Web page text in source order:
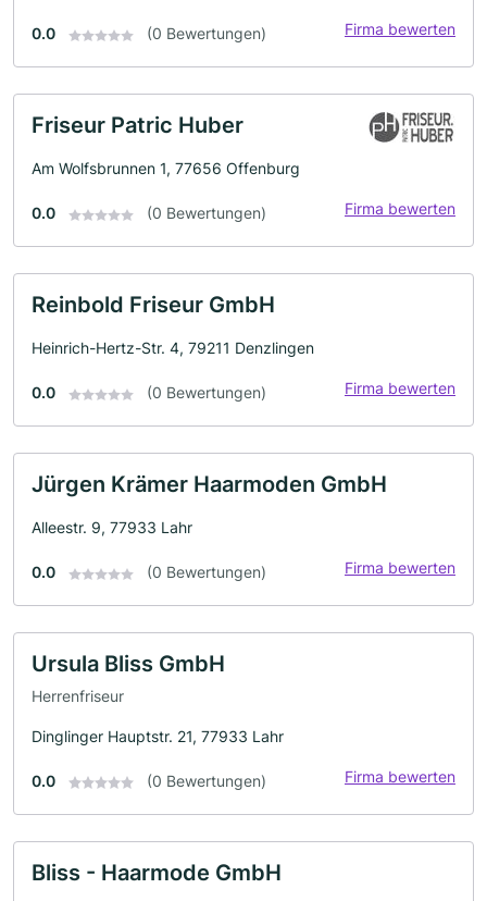
0.0 (0 Bewertungen) Firma bewerten
Friseur Patric Huber
Am Wolfsbrunnen 1, 77656 Offenburg
0.0 (0 Bewertungen) Firma bewerten
Reinbold Friseur GmbH
Heinrich-Hertz-Str. 4, 79211 Denzlingen
0.0 (0 Bewertungen) Firma bewerten
Jürgen Krämer Haarmoden GmbH
Alleestr. 9, 77933 Lahr
0.0 (0 Bewertungen) Firma bewerten
Ursula Bliss GmbH
Herrenfriseur
Dinglinger Hauptstr. 21, 77933 Lahr
0.0 (0 Bewertungen) Firma bewerten
Bliss - Haarmode GmbH